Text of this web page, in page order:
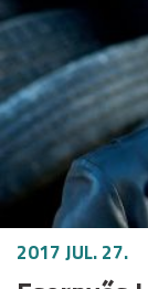
2017 JUL. 27.